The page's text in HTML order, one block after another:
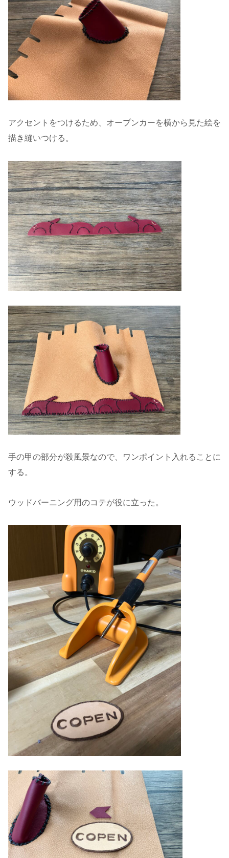
アクセントをつけるため、オープンカーを横から見た絵を
描き縫いつける。
手の甲の部分が殺風景なので、ワンポイント入れることに
する。
ウッドバーニング用のコテが役に立った。